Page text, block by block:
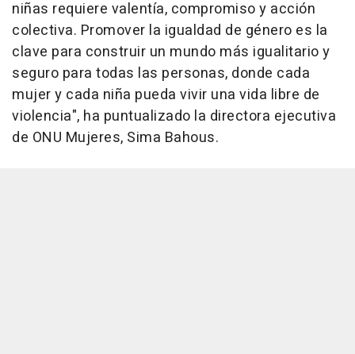
niñas requiere valentía, compromiso y acción
colectiva. Promover la igualdad de género es la
clave para construir un mundo más igualitario y
seguro para todas las personas, donde cada
mujer y cada niña pueda vivir una vida libre de
violencia", ha puntualizado la directora ejecutiva
de ONU Mujeres, Sima Bahous.